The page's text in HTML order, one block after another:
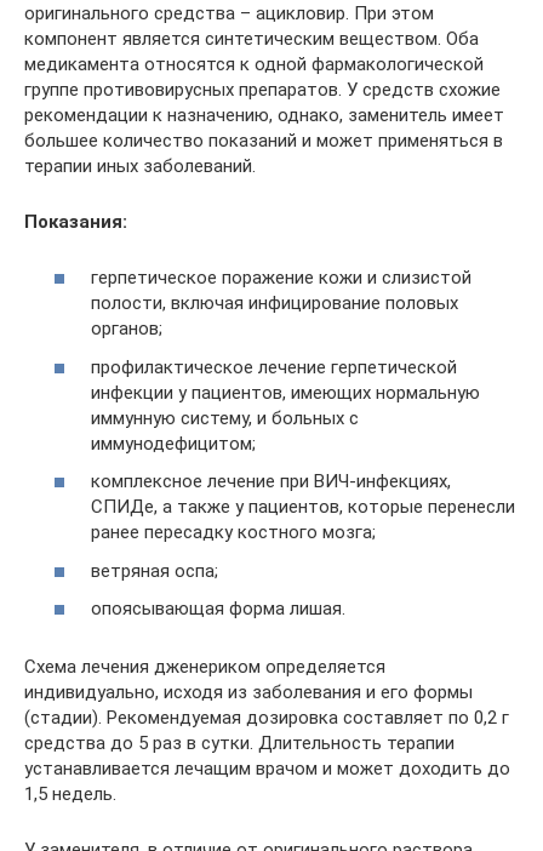
оригинального средства – ацикловир. При этом
компонент является синтетическим веществом. Оба
медикамента относятся к одной фармакологической
группе противовирусных препаратов. У средств схожие
рекомендации к назначению, однако, заменитель имеет
большее количество показаний и может применяться в
терапии иных заболеваний.
Показания:
герпетическое поражение кожи и слизистой
полости, включая инфицирование половых
органов;
профилактическое лечение герпетической
инфекции у пациентов, имеющих нормальную
иммунную систему, и больных с
иммунодефицитом;
комплексное лечение при ВИЧ-инфекциях,
СПИДе, а также у пациентов, которые перенесли
ранее пересадку костного мозга;
ветряная оспа;
опоясывающая форма лишая.
Схема лечения дженериком определяется
индивидуально, исходя из заболевания и его формы
(стадии). Рекомендуемая дозировка составляет по 0,2 г
средства до 5 раз в сутки. Длительность терапии
устанавливается лечащим врачом и может доходить до
1,5 недель.